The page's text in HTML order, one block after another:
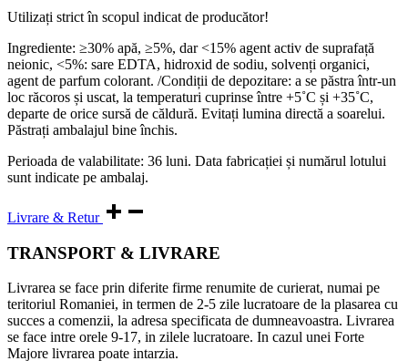
Utilizați strict în scopul indicat de producător!
Ingrediente: ≥30% apă, ≥5%, dar <15% agent activ de suprafață
neionic, <5%: sare EDTA, hidroxid de sodiu, solvenți organici,
agent de parfum colorant. /Condiții de depozitare: a se păstra într-un
loc răcoros și uscat, la temperaturi cuprinse între +5˚C și +35˚C,
departe de orice sursă de căldură. Evitați lumina directă a soarelui.
Păstrați ambalajul bine închis.
Perioada de valabilitate: 36 luni. Data fabricației și numărul lotului
sunt indicate pe ambalaj.
Livrare & Retur
TRANSPORT & LIVRARE
Livrarea se face prin diferite firme renumite de curierat, numai pe
teritoriul Romaniei, in termen de 2-5 zile lucratoare de la plasarea cu
succes a comenzii, la adresa specificata de dumneavoastra. Livrarea
se face intre orele 9-17, in zilele lucratoare. In cazul unei Forte
Majore livrarea poate intarzia.